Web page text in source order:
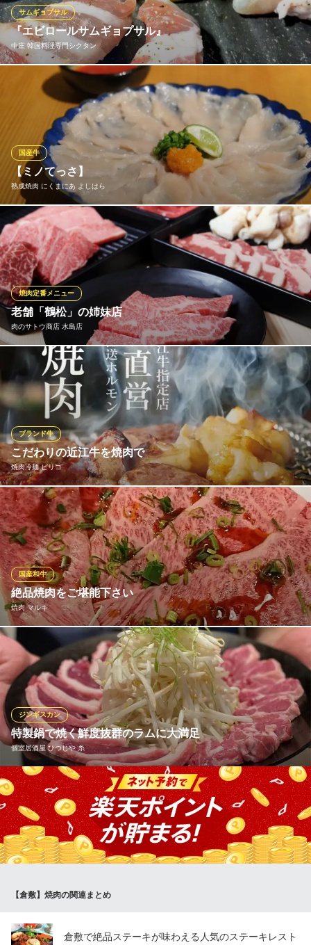
最高の食べ方・味付けで楽しむ、席のみ予約・単品飲み放題もお
すすめ！
倉敷 焼肉ホルモン肉独楽～NIKUKOMA yakiniku～
喫煙可の肉刺し・焼肉店
ＪＲ倉敷駅 徒歩3分
岡山県倉敷市阿知2-3-1 2F
『エビロールサムギョプサル』
中庄 韓国料理専門シクタン
サムギョプサル
プリップリのエビをお肉でぐるぐる巻き！見た目も味もバッチ
リ！！ チーズに絡めてお召し上がりください。 スタッフ一押
中庄 韓国料理専門シクタン
倉敷 中庄 韓国料理
ＪＲ山陽本線中庄駅 徒歩4分
岡山県倉敷市松島1065-1
【ミノてっさ】
熟成焼肉 にくまにあ よしはら
国産牛
他では食べれない逸品です。数量限定です！
熟成焼肉 にくまにあ よしはら
倉敷駅前焼肉×個室
ＪＲ倉敷駅 徒歩4分
岡山県倉敷市阿知3-8-5
老舗「鶴松」の姉妹店
肉のサトウ商店 水島店
焼肉定番メニュー
岡山で人気の焼肉店「鶴松」 長きにわたって愛された老舗の焼
肉店です。 その鶴松の味が楽しめる姉妹店が倉敷・水島に登
場！ よりリーズナブルに楽しめる店舗になっております。 人気
のカルビ、ハラミも激安価格でご提供しています。是非お立ち寄
りください。
肉のサトウ商店 水島店
水島 焼肉 オススメ
水島臨海鉄道水島本線栄駅 徒歩10分
岡山県倉敷市北畝6-1-58
こだわりの近江牛を焼肉で
焼肉冷麺 ピリコ
ブランド牛
滋賀県が誇るブランド牛「近江牛」 滋賀県内で飼育された期間が
最も長い黒毛和種のことで、脂の溶け出す温度が低く、キメ細か
な霜降りのサシが特長です。 近江牛が飼育される滋賀県は、琵琶
湖を囲む山々と、そこから流れる豊かな水に恵まれた土地。近江
牛のおいしさの秘訣は、この豊かな環境にあります。
焼肉冷麺 ピリコ
倉敷駅すぐ・近江牛焼肉
ＪＲ倉敷駅 徒歩6分
岡山県倉敷市阿知3-10-1
絶品焼肉をご堪能下さい
焼肉 マルキ
国産和牛
岡山県産黒毛和牛を使った特上のロースやカルビ、国産和牛を使
った焼肉メニューをご用意しております。 特別メニューとしてご
用意した焼きしゃぶは舌の上でとろけるような食感が味わえて、
大人気です。
焼肉 マルキ
倉敷・笹沖の焼肉店
水島臨海鉄道水島本線浦田駅 車6分
岡山県倉敷市笹沖423-2
特製鍋で焼く鮮度抜群のラムに大満足
個室居酒屋 ひつじや 糸
ジンギスカン
当店で使用する鍋は真ん中に凹みのある『えいじん鍋』。真ん中
で野菜を焼いてお鍋の縁でお肉を焼きます。縁でお肉を焼くこと
によって、お肉の脂が鍋の底に落ち、その脂が染み込んだ美味し
い野菜をお楽しみいただける画期的な鍋なのです。お肉の脂を野
菜に吸わせているので、煙や焦臭も出にくく、女性の方にも好評
です！
個室居酒屋 ひつじや 糸
水島臨海鉄道水島本線倉敷市駅 徒歩6分
岡山県倉敷市阿知2-7-11
【倉敷】焼肉の関連まとめ
倉敷で絶品ステーキが味わえる人気のステーキレスト